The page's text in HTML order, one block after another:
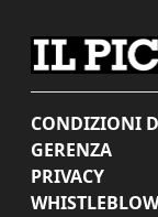
CONDIZIONI
GERENZA
PRIVACY